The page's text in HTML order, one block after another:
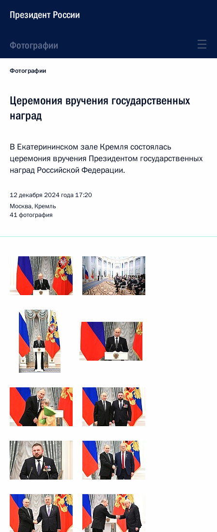
Президент России
Фотографии
Фотографии
Церемония вручения государственных
наград
В Екатерининском зале Кремля состоялась
церемония вручения Президентом государственных
наград Российской Федерации.
12 декабря 2024 года 17:20
Москва, Кремль
41 фотография